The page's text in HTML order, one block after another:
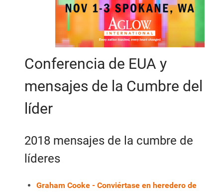
Conferencia de EUA y
mensajes de la Cumbre del
líder
2018 mensajes de la cumbre de
líderes
Graham Cooke - Conviértase en heredero de